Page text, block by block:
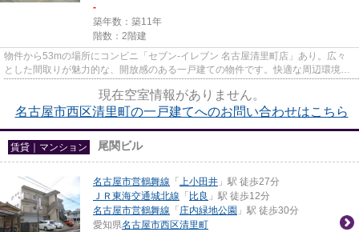
-
築年数：築11年
階数：2階建
物件から53mの場所にコンビニ「セブン‐イレブン 名古屋清里町店」あり。広々
とした間取りが魅力的な、開放感のある一戸建ての物件です。快適な周辺環境の
現在空室情報がありません。
名古屋市西区清里町の一戸建てへのお問い合わせはこちら
賃貸｜マンション 尾関ビル
名古屋市営鶴舞線 「 上小田井 」駅 徒歩27分
ＪＲ東海交通城北線 「 比良 」駅 徒歩12分
名古屋市営鶴舞線 「 庄内緑地公園 」駅 徒歩30分
愛知県名古屋市西区清里町